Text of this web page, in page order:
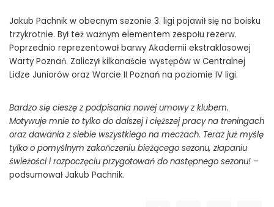
Jakub Pachnik w obecnym sezonie 3. ligi pojawił się na boisku
trzykrotnie. Był też ważnym elementem zespołu rezerw.
Poprzednio reprezentował barwy Akademii ekstraklasowej
Warty Poznań. Zaliczył kilkanaście występów w Centralnej
Lidze Juniorów oraz Warcie II Poznań na poziomie IV ligi.
Bardzo się cieszę z podpisania nowej umowy z klubem.
Motywuje mnie to tylko do dalszej i cięższej pracy na treningach
oraz dawania z siebie wszystkiego na meczach. Teraz już myślę
tylko o pomyślnym zakończeniu bieżącego sezonu, złapaniu
świeżości i rozpoczęciu przygotowań do następnego sezonu! –
podsumował Jakub Pachnik.